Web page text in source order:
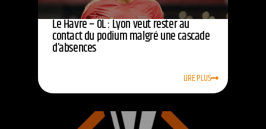
Le Havre – OL : Lyon veut rester au
contact du podium malgré une cascade
d’absences
LIRE PLUS